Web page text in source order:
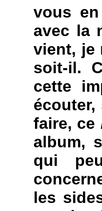
vous
avec la
vient, je
soit-il.
cette
écouter,
faire, ce
album,
qui
les